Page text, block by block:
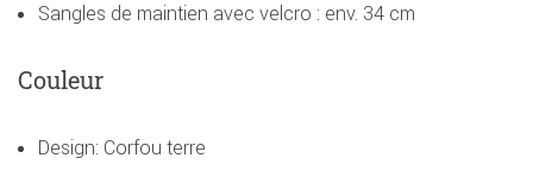
Sangles de maintien avec velcro : env. 34 cm
Couleur
Design: Corfou terre